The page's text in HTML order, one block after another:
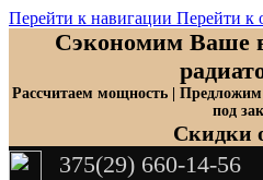
Перейти к навигации Перейти к
Сэкономим Ваше
Рассчитаем мощность |
под
Скидки
375(29) 660-14-56